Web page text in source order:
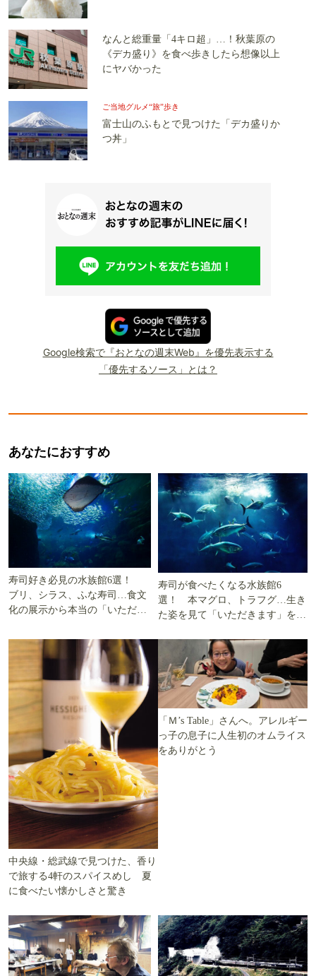
なんと総重量「4キロ超」…！秋葉原の
《デカ盛り》を食べ歩きしたら想像以上
にヤバかった
ご当地グルメ“旅”歩き
富士山のふもとで見つけた「デカ盛りか
つ丼」
Google検索で『おとなの週末Web』を優先表示する
「優先するソース」とは？
あなたにおすすめ
寿司好き必見の水族館6選！
ブリ、シラス、ふな寿司…食文
化の展示から本当の「いただき
寿司が食べたくなる水族館6
選！ 本マグロ、トラフグ…生き
た姿を見て「いただきます」を考
中央線・総武線で見つけた、香り
で旅する4軒のスパイスめし 夏
に食べたい懐かしさと驚き
「Ｍ’s Table」さんへ。アレルギー
っ子の息子に人生初のオムライス
をありがとう